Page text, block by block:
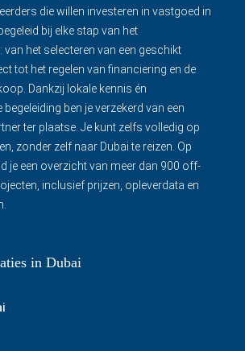
die willen investeren in vastgoed in
bij elke stap van het
het selecteren van een geschikt
tot het regelen van financiering en de
Dankzij lokale kennis én
ben je verzekerd van een
ter plaatse. Je kunt zelfs volledig op
zonder zelf naar Dubai te reizen. Op
je een overzicht van meer dan 900 off-
inclusief prijzen, opleverdata en
in Dubai